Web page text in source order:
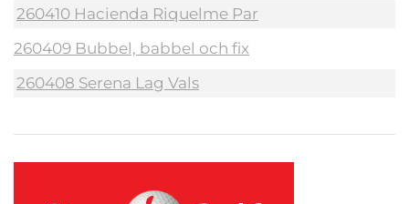
260410 Hacienda Riquelme Par
260409 Bubbel, babbel och fix
260408 Serena Lag Vals